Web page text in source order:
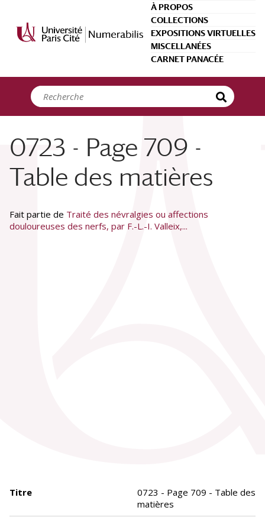
À PROPOS
COLLECTIONS
EXPOSITIONS VIRTUELLES
MISCELLANÉES
CARNET PANACÉE
0723 - Page 709 -
Table des matières
Fait partie de Traité des névralgies ou affections
douloureuses des nerfs, par F.-L.-I. Valleix,...
Titre
0723 - Page 709 - Table des
matières